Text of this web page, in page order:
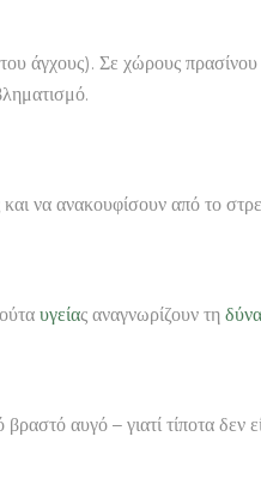
άγχους). Σε χώρους
να ανακουφίσουν από το
υγείας αναγνωρίζουν τη
αυγό – γιατί τίποτα δεν